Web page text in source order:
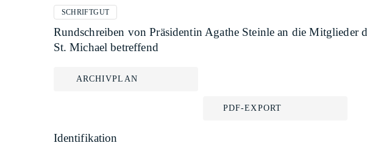
SCHRIFTGUT
Rundschreiben von Präsidentin Agathe Steinle an die Mitglieder
St. Michael betreffend
ARCHIVPLAN
PDF-EXPORT
Identifikation